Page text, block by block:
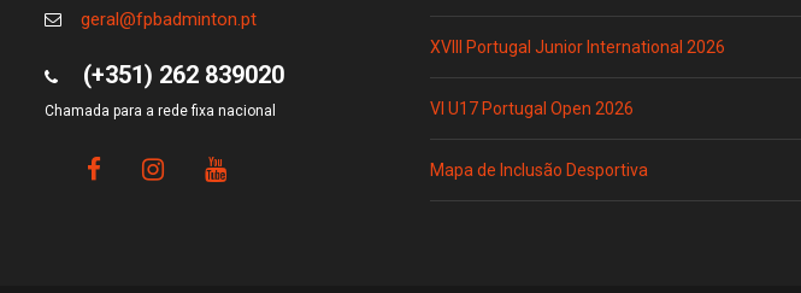
geral@fpbadminton.pt
(+351) 262 839020
Chamada para a rede fixa nacional
XVIII Portugal Junior International 2026
VI U17 Portugal Open 2026
Mapa de Inclusão Desportiva